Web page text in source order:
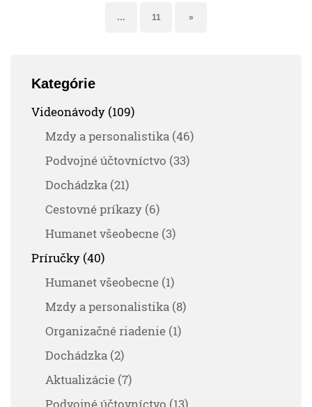
… 11 »
Kategórie
Videonávody (109)
Mzdy a personalistika (46)
Podvojné účtovníctvo (33)
Dochádzka (21)
Cestovné príkazy (6)
Humanet všeobecne (3)
Príručky (40)
Humanet všeobecne (1)
Mzdy a personalistika (8)
Organizačné riadenie (1)
Dochádzka (2)
Aktualizácie (7)